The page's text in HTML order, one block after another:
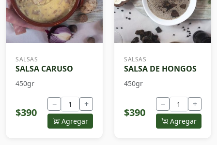
SALSAS
SALSA CARUSO
450gr
$390
− +
Agregar
SALSAS
SALSA DE HONGOS
450gr
$390
− +
Agregar